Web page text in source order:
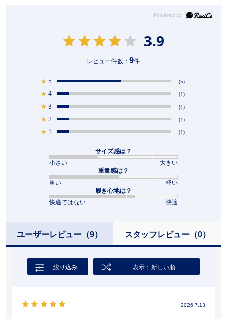
3.9
レビュー件数：9件
★ 5 (5)
★ 4 (1)
★ 3 (1)
★ 2 (1)
★ 1 (1)
サイズ感は？
小さい
大きい
重量感は？
重い
軽い
履き心地は？
快適ではない
快適
ユーザーレビュー （9） スタッフレビュー（0）
絞り込み 表示：新しい順
2026.7.13